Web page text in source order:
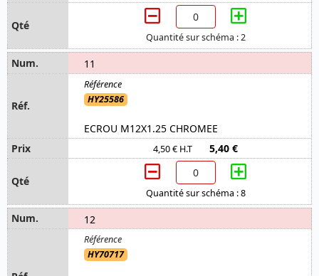
Quantité sur schéma : 2
11
HY25586
ECROU M12X1.25 CHROMEE
4,50 € H.T 5,40 €
Quantité sur schéma : 8
12
HY70717